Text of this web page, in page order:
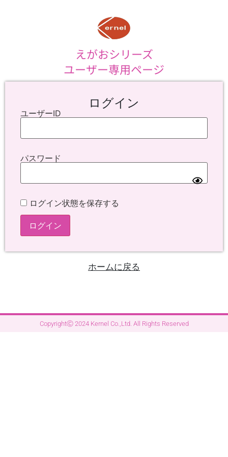
えがおシリーズ
ユーザー専用ページ
ログイン
ユーザーID
パスワード
ログイン状態を保存する
ホームに戻る
CopyrightⒸ 2024 Kernel Co.,Ltd. All Rights Reserved